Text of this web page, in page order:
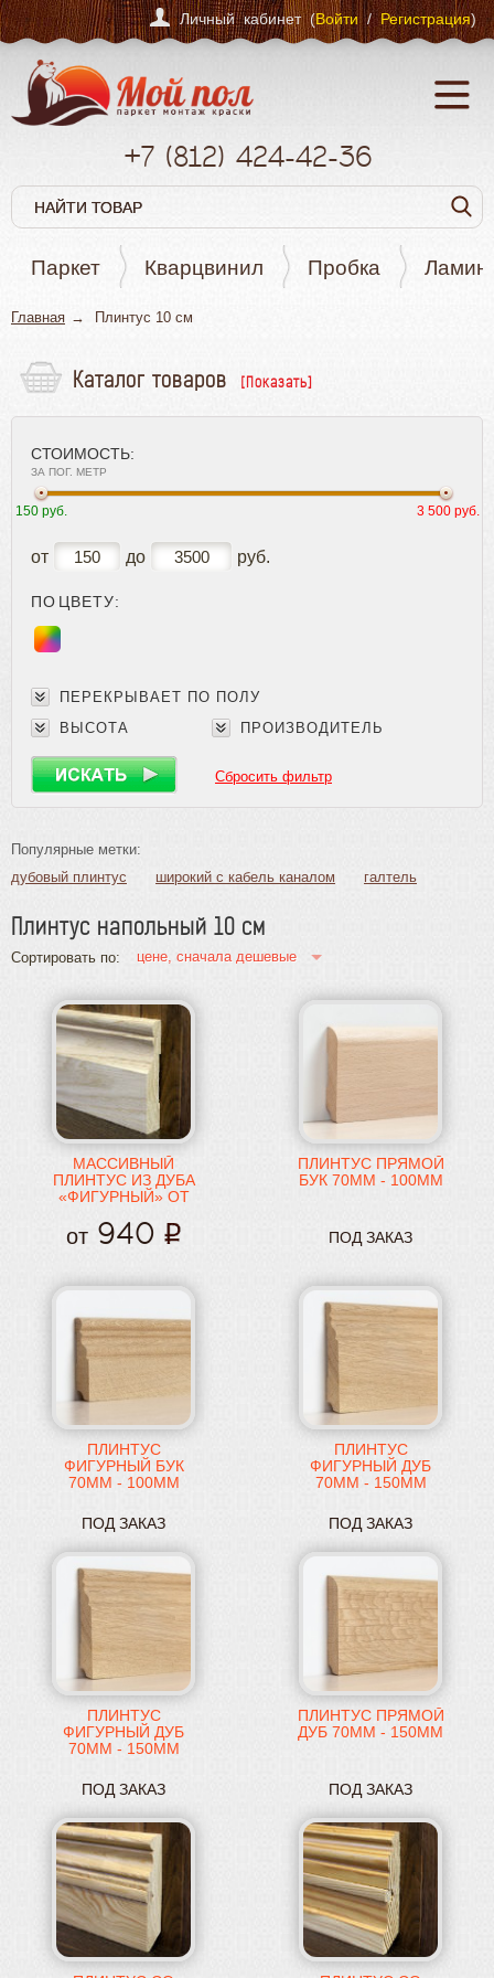
Личный кабинет (Войти/Регистрация)
+7 (812) 424-42-36
Паркет Кварцвинил Пробка
Главная Плинтус 10 см
Каталог товаров
Паркет
Пробка
Ламинат
Плинтус
Плинтус
Гибкий плинтус
Массивный плинтус
Пороги и уголки
Обвязка труб, решетки
Паркетная химия
Масла и краски
Инструмент и расходные материалы
СТОИМОСТЬ:
ЗА ПОГ. МЕТР
150 руб. 3 500 руб.
от до руб.
ПО ЦВЕТУ:
ПЕРЕКРЫВАЕТ ПО ПОЛУ
ВЫСОТА
ПРОИЗВОДИТЕЛЬ
Сбросить фильтр
Популярные метки:
дубовый плинтус
широкий с кабель каналом
галтель
деревянный широкий
деревянный высокий
фигурный плинтус
галтель дубовая
из лиственницы
напольный 10 см
из сосны
толстый плинтус
ласточкин хвост
Плинтус напольный 10 см
Сортировать по: цене, сначала дешевые
МАССИВНЫЙ
ПЛИНТУС ИЗ ДУБА
«ФИГУРНЫЙ» ОТ
от 940
ПЛИНТУС ПРЯМОЙ
БУК 70ММ - 100ММ
ПОД ЗАКАЗ
ПЛИНТУС
ФИГУРНЫЙ БУК
70ММ - 100ММ
ПОД ЗАКАЗ
ПЛИНТУС
ФИГУРНЫЙ ДУБ
70ММ - 150ММ
ПОД ЗАКАЗ
ПЛИНТУС
ФИГУРНЫЙ ДУБ
70ММ - 150ММ
ПОД ЗАКАЗ
ПЛИНТУС ПРЯМОЙ
ДУБ 70ММ - 150ММ
ПОД ЗАКАЗ